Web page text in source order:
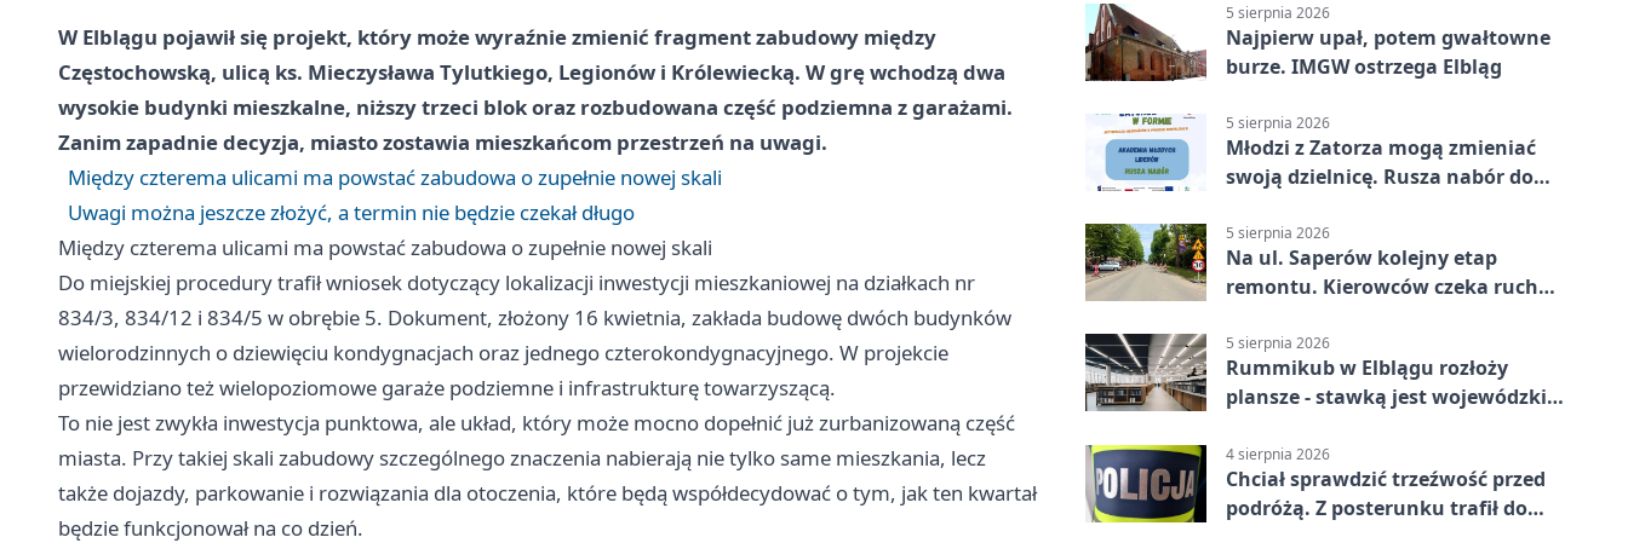
W Elblągu pojawił się projekt, który może wyraźnie zmienić fragment zabudowy między
Częstochowską, ulicą ks. Mieczysława Tylutkiego, Legionów i Królewiecką. W grę wchodzą dwa
wysokie budynki mieszkalne, niższy trzeci blok oraz rozbudowana część podziemna z garażami.
Zanim zapadnie decyzja, miasto zostawia mieszkańcom przestrzeń na uwagi.
Między czterema ulicami ma powstać zabudowa o zupełnie nowej skali
Uwagi można jeszcze złożyć, a termin nie będzie czekał długo
Między czterema ulicami ma powstać zabudowa o zupełnie nowej skali
Do miejskiej procedury trafił wniosek dotyczący lokalizacji inwestycji mieszkaniowej na działkach nr
834/3, 834/12 i 834/5 w obrębie 5. Dokument, złożony 16 kwietnia, zakłada budowę dwóch budynków
wielorodzinnych o dziewięciu kondygnacjach oraz jednego czterokondygnacyjnego. W projekcie
przewidziano też wielopoziomowe garaże podziemne i infrastrukturę towarzyszącą.
To nie jest zwykła inwestycja punktowa, ale układ, który może mocno dopełnić już zurbanizowaną część
miasta. Przy takiej skali zabudowy szczególnego znaczenia nabierają nie tylko same mieszkania, lecz
także dojazdy, parkowanie i rozwiązania dla otoczenia, które będą współdecydować o tym, jak ten kwartał
będzie funkcjonował na co dzień.
5 sierpnia 2026
Najpierw upał, potem gwałtowne
burze. IMGW ostrzega Elbląg
5 sierpnia 2026
Młodzi z Zatorza mogą zmieniać
swoją dzielnicę. Rusza nabór do
5 sierpnia 2026
Na ul. Saperów kolejny etap
remontu. Kierowców czeka ruch
5 sierpnia 2026
Rummikub w Elblągu rozłoży
plansze - stawką jest wojewódzki
4 sierpnia 2026
Chciał sprawdzić trzeźwość przed
podróżą. Z posterunku trafił do